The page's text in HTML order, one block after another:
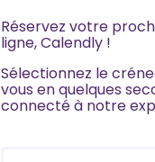
Réservez votre
ligne, Calendly !
Sélectionnez le
vous en quelques
connecté à notre